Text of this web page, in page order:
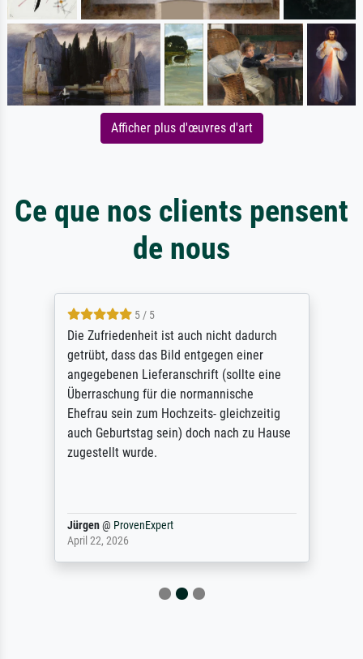
Afficher plus d'œuvres d'art
Ce que nos clients pensent
de nous
5 / 5
Die Zufriedenheit ist auch nicht dadurch
getrübt, dass das Bild entgegen einer
angegebenen Lieferanschrift (sollte eine
Überraschung für die normannische
Ehefrau sein zum Hochzeits- gleichzeitig
auch Geburtstag sein) doch nach zu Hause
zugestellt wurde.
Jürgen@ ProvenExpert
April 22, 2026